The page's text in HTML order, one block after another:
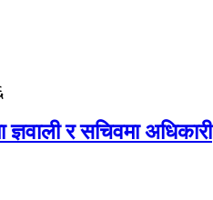
र सचिवमा अधिकारी